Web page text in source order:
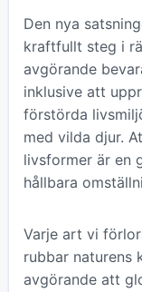
Den nya
kraftfullt steg i
avgörande
inklusive att
förstörda
med vilda djur.
livsformer är en
hållbara
Varje art vi
rubbar naturens
avgörande att